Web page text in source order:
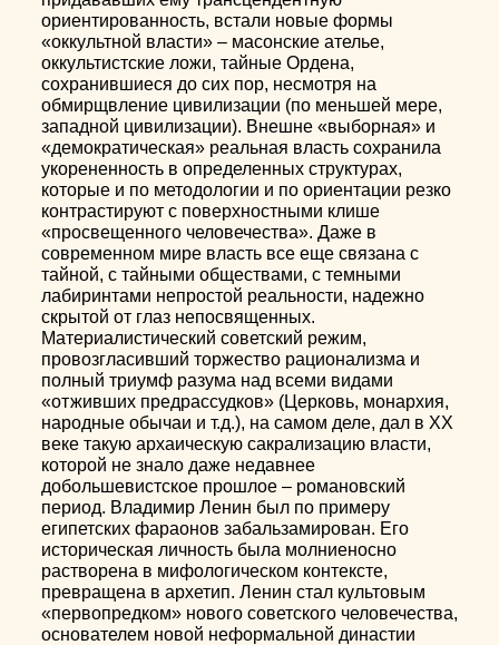
ориентированность, встали новые формы
«оккультной власти» – масонские ателье,
оккультистские ложи, тайные Ордена,
сохранившиеся до сих пор, несмотря на
обмирщвление цивилизации (по меньшей мере,
западной цивилизации). Внешне «выборная» и
«демократическая» реальная власть сохранила
укорененность в определенных структурах,
которые и по методологии и по ориентации резко
контрастируют с поверхностными клише
«просвещенного человечества». Даже в
современном мире власть все еще связана с
тайной, с тайными обществами, с темными
лабиринтами непростой реальности, надежно
скрытой от глаз непосвященных.
Материалистический советский режим,
провозгласивший торжество рационализма и
полный триумф разума над всеми видами
«отживших предрассудков» (Церковь, монархия,
народные обычаи и т.д.), на самом деле, дал в ХХ
веке такую архаическую сакрализацию власти,
которой не знало даже недавнее
добольшевистское прошлое – романовский
период. Владимир Ленин был по примеру
египетских фараонов забальзамирован. Его
историческая личность была молниеносно
растворена в мифологическом контексте,
превращена в архетип. Ленин стал культовым
«первопредком» нового советского человечества,
основателем новой неформальной династии